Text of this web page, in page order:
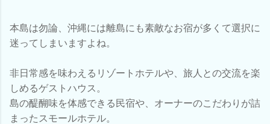
本島は勿論、沖縄には離島にも素敵なお宿が多くて選択に
迷ってしまいますよね。
非日常感を味わえるリゾートホテルや、旅人との交流を楽
しめるゲストハウス。
島の醍醐味を体感できる民宿や、オーナーのこだわりが詰
まったスモールホテル。